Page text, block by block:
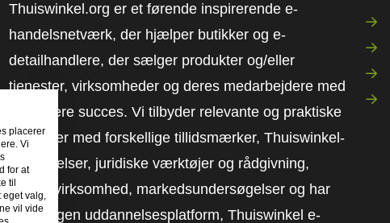
Thuiswinkel.org er et førende inspirerende e-
handelsnetværk, der hjælper butikker og e-
detailhandlere, der sælger produkter og/eller
tjenester, virksomheder og deres medarbejdere med
at få mere succes. Vi tilbyder relevante og praktiske
løsninger med forskellige tillidsmærker, Thuiswinkel-
anmeldelser, juridiske værktøjer og rådgivning,
fortalervirksomhed, markedsundersøgelser og har
vores egen uddannelsesplatform, Thuiswinkel e-
placerer
Vi
for at
til
eget valg,
vil vide